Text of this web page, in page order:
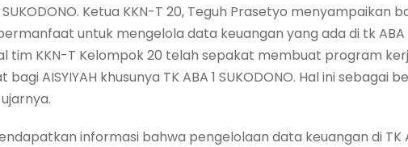
SUKODONO. Ketua KKN-T 20, Teguh Prasetyo menyampaikan
untuk mengelola data keuangan yang ada di tk ABA
tim KKN-T Kelompok 20 telah sepakat membuat program
AISYIYAH khusunya TK ABA 1 SUKODONO. Hal ini sebagai
informasi bahwa pengelolaan data keuangan di TK